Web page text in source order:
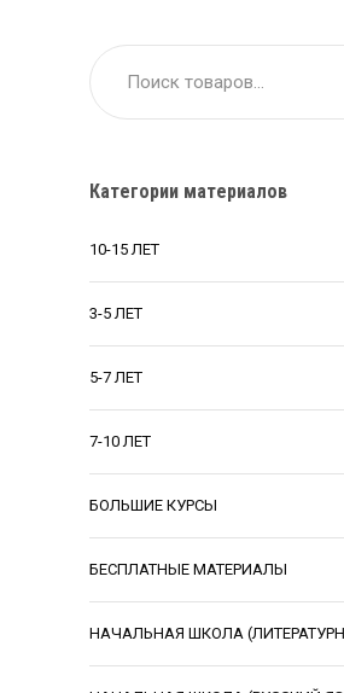
Категории материалов
10-15 ЛЕТ
3-5 ЛЕТ
5-7 ЛЕТ
7-10 ЛЕТ
БОЛЬШИЕ КУРСЫ
БЕСПЛАТНЫЕ МАТЕРИАЛЫ
НАЧАЛЬНАЯ ШКОЛА